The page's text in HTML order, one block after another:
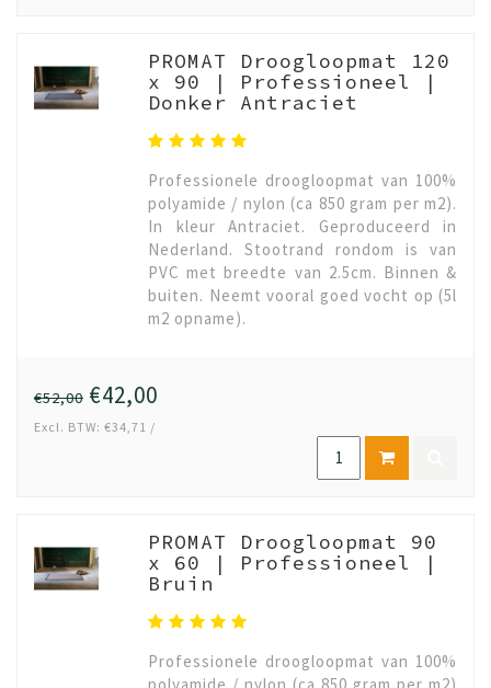
PROMAT Droogloopmat 120
x 90 | Professioneel |
Donker Antraciet
Professionele droogloopmat van 100%
polyamide / nylon (ca 850 gram per m2).
In kleur Antraciet. Geproduceerd in
Nederland. Stootrand rondom is van
PVC met breedte van 2.5cm. Binnen &
buiten. Neemt vooral goed vocht op (5l
m2 opname).
€52,00 €42,00
Excl. BTW: €34,71 /
PROMAT Droogloopmat 90
x 60 | Professioneel |
Bruin
Professionele droogloopmat van 100%